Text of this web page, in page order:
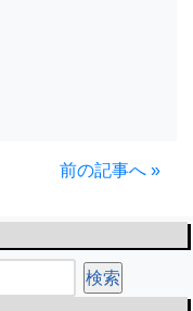
前の記事へ »